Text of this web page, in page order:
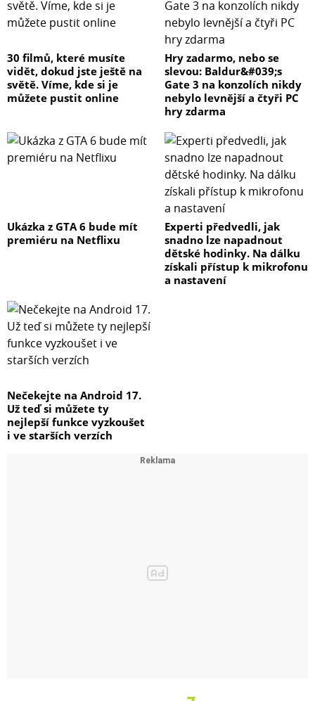
30 filmů, které musíte
vidět, dokud jste ještě na
světě. Víme, kde si je
můžete pustit online
Hry zadarmo, nebo se
slevou: Baldur&#039;s
Gate 3 na konzolích nikdy
nebylo levnější a čtyři PC
hry zdarma
Ukázka z GTA 6 bude mít
premiéru na Netflixu
Experti předvedli, jak
snadno lze napadnout
dětské hodinky. Na dálku
získali přístup k mikrofonu
a nastavení
Nečekejte na Android 17.
Už teď si můžete ty
nejlepší funkce vyzkoušet
i ve starších verzích